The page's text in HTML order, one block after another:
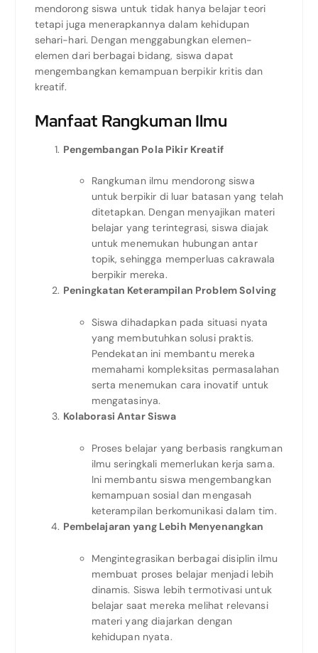
mendorong siswa untuk tidak hanya belajar teori
tetapi juga menerapkannya dalam kehidupan
sehari-hari. Dengan menggabungkan elemen-
elemen dari berbagai bidang, siswa dapat
mengembangkan kemampuan berpikir kritis dan
kreatif.
Manfaat Rangkuman Ilmu
Pengembangan Pola Pikir Kreatif
Rangkuman ilmu mendorong siswa
untuk berpikir di luar batasan yang telah
ditetapkan. Dengan menyajikan materi
belajar yang terintegrasi, siswa diajak
untuk menemukan hubungan antar
topik, sehingga memperluas cakrawala
berpikir mereka.
Peningkatan Keterampilan Problem Solving
Siswa dihadapkan pada situasi nyata
yang membutuhkan solusi praktis.
Pendekatan ini membantu mereka
memahami kompleksitas permasalahan
serta menemukan cara inovatif untuk
mengatasinya.
Kolaborasi Antar Siswa
Proses belajar yang berbasis rangkuman
ilmu seringkali memerlukan kerja sama.
Ini membantu siswa mengembangkan
kemampuan sosial dan mengasah
keterampilan berkomunikasi dalam tim.
Pembelajaran yang Lebih Menyenangkan
Mengintegrasikan berbagai disiplin ilmu
membuat proses belajar menjadi lebih
dinamis. Siswa lebih termotivasi untuk
belajar saat mereka melihat relevansi
materi yang diajarkan dengan
kehidupan nyata.